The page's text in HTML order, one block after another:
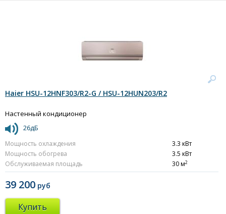
Haier HSU-12HNF303/R2-G / HSU-12HUN203/R2
Настенный кондиционер
26дБ
Мощность охлаждения
3.3 кВт
Мощность обогрева
3.5 кВт
Обслуживаемая площадь
30 м2
39 200 руб
Купить